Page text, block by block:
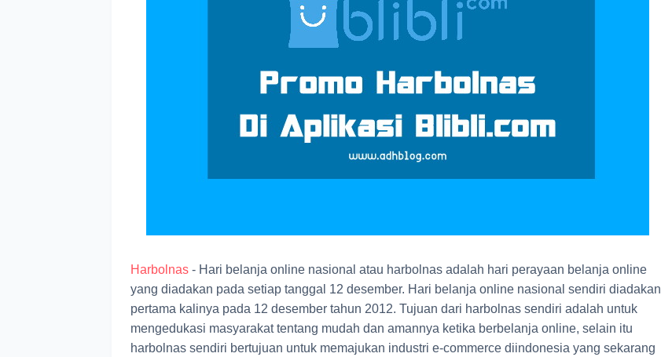
Harbolnas - Hari belanja online nasional atau harbolnas adalah hari perayaan belanja online
yang diadakan pada setiap tanggal 12 desember. Hari belanja online nasional sendiri diadakan
pertama kalinya pada 12 desember tahun 2012. Tujuan dari harbolnas sendiri adalah untuk
mengedukasi masyarakat tentang mudah dan amannya ketika berbelanja online, selain itu
harbolnas sendiri bertujuan untuk memajukan industri e-commerce diindonesia yang sekarang